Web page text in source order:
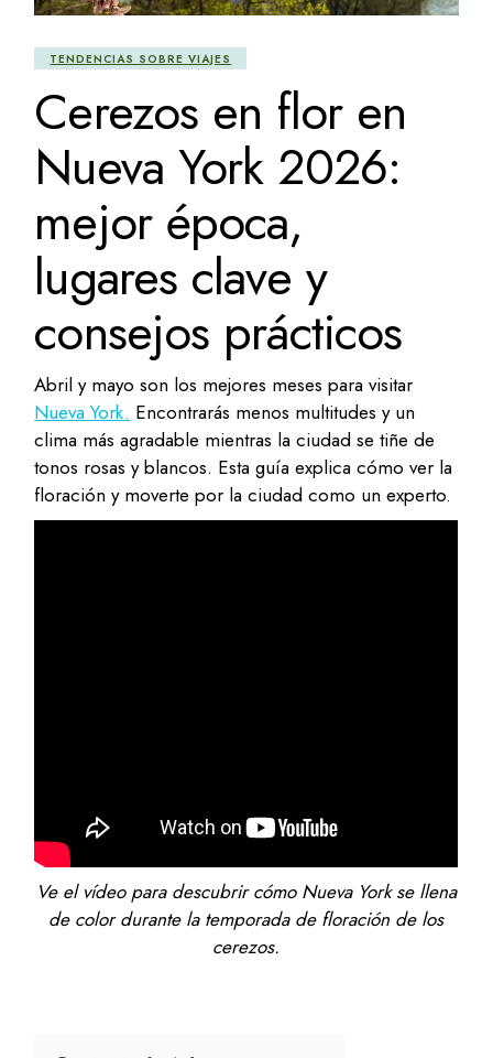
TENDENCIAS SOBRE VIAJES
Cerezos en flor en
Nueva York 2026:
mejor época,
lugares clave y
consejos prácticos
Abril y mayo son los mejores meses para visitar
Nueva York. Encontrarás menos multitudes y un
clima más agradable mientras la ciudad se tiñe de
tonos rosas y blancos. Esta guía explica cómo ver la
floración y moverte por la ciudad como un experto.
Ve el vídeo para descubrir cómo Nueva York se llena
de color durante la temporada de floración de los
cerezos.